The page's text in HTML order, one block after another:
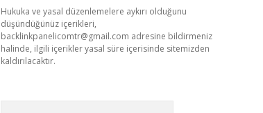
Hukuka ve yasal düzenlemelere aykırı olduğunu
düşündüğünüz içerikleri,
backlinkpanelicomtr@gmail.com adresine bildirmeniz
halinde, ilgili içerikler yasal süre içerisinde sitemizden
kaldırılacaktır.